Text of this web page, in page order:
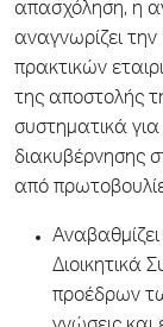
απασχόληση, η
αναγνωρίζει
πρακτικών
της αποστολής
συστηματικά για
διακυβέρνησης
από
Διοικητικά
προέδρων